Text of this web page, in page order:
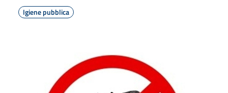
Igiene pubblica